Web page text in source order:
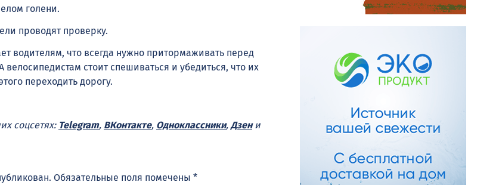
голени.
проводят проверку.
водителям, что всегда нужно притормаживать перед
стоит спешиваться и убедиться, что их
переходить дорогу.
соцсетях: Telegram, ВКонтакте, Одноклассники, Дзени
Обязательные поля помечены *